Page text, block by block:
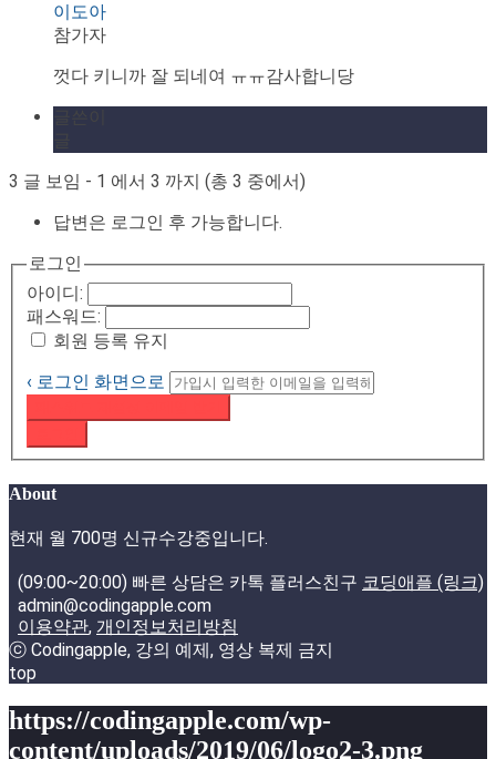
이도아
참가자
껏다 키니까 잘 되네여 ㅠㅠ감사합니당
3 글 보임 - 1 에서 3 까지 (총 3 중에서)
답변은 로그인 후 가능합니다.
로그인
아이디:
패스워드:
회원 등록 유지
‹ 로그인 화면으로
About
현재 월 700명 신규수강중입니다.
(09:00~20:00) 빠른 상담은 카톡 플러스친구 코딩애플 (링크)
admin@codingapple.com
이용약관, 개인정보처리방침
ⓒ Codingapple, 강의 예제, 영상 복제 금지
top
https://codingapple.com/wp-
content/uploads/2019/06/logo2-3.png